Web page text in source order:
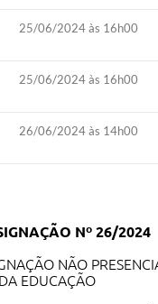
25/06/2024 às 16h00
25/06/2024 às 16h00
26/06/2024 às 14h00
Nº 26/2024
NÃO
EDUCAÇÃO